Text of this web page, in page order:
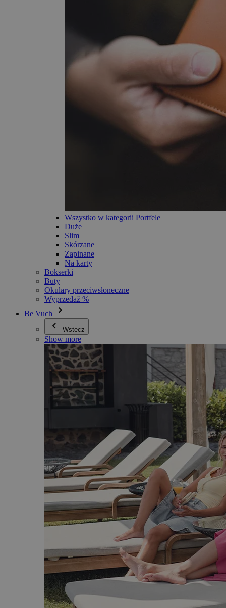
Wszystko w kategorii Portfele
Duże
Slim
Skórzane
Zapinane
Na karty
Bokserki
Buty
Okulary przeciwsłoneczne
Wyprzedaž %
Be Vuch
Wstecz
Show more